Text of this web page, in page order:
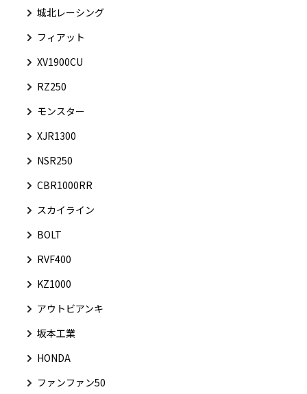
城北レーシング
フィアット
XV1900CU
RZ250
モンスター
XJR1300
NSR250
CBR1000RR
スカイライン
BOLT
RVF400
KZ1000
アウトビアンキ
坂本工業
HONDA
ファンファン50